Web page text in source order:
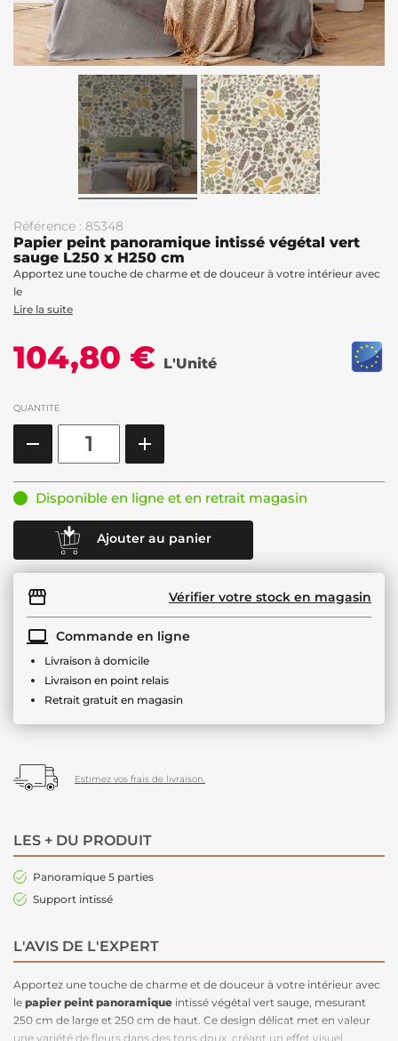
Référence : 85348
Papier peint panoramique intissé végétal vert
sauge L250 x H250 cm
Apportez une touche de charme et de douceur à votre intérieur avec
le
Lire la suite
104,80 € L'Unité
QUANTITÉ
Disponible en ligne et en retrait magasin
Ajouter au panier
Vérifier votre stock en magasin
Commande en ligne
Livraison à domicile
Livraison en point relais
Retrait gratuit en magasin
Estimez vos frais de livraison.
LES + DU PRODUIT
Panoramique 5 parties
Support intissé
L'AVIS DE L'EXPERT
Apportez une touche de charme et de douceur à votre intérieur avec
le papier peint panoramique intissé végétal vert sauge, mesurant
250 cm de large et 250 cm de haut. Ce design délicat met en valeur
une variété de fleurs dans des tons doux, créant un effet visuel